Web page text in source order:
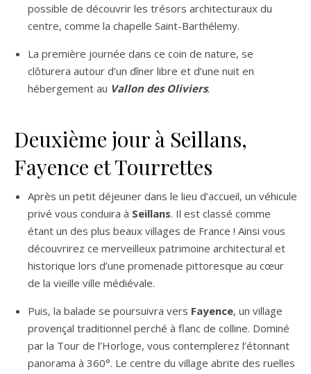
possible de découvrir les trésors architecturaux du
centre, comme la chapelle Saint-Barthélemy.
La première journée dans ce coin de nature, se
clôturera autour d’un dîner libre et d’une nuit en
hébergement au Vallon des Oliviers.
Deuxième jour à Seillans,
Fayence et Tourrettes
Après un petit déjeuner dans le lieu d’accueil, un véhicule
privé vous conduira à Seillans. Il est classé comme
étant un des plus beaux villages de France ! Ainsi vous
découvrirez ce merveilleux patrimoine architectural et
historique lors d’une promenade pittoresque au cœur
de la vieille ville médiévale.
Puis, la balade se poursuivra vers Fayence, un village
provençal traditionnel perché à flanc de colline. Dominé
par la Tour de l’Horloge, vous contemplerez l’étonnant
panorama à 360°. Le centre du village abrite des ruelles